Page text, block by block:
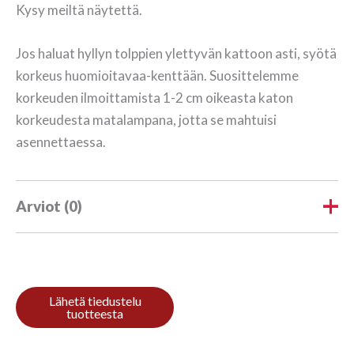
Kysy meiltä näytettä.
Jos haluat hyllyn tolppien ylettyvän kattoon asti, syötä
korkeus huomioitavaa-kenttään. Suosittelemme
korkeuden ilmoittamista 1-2 cm oikeasta katon
korkeudesta matalampana, jotta se mahtuisi
asennettaessa.
Arviot (0)
Kirjoita ensimmäinen arvio